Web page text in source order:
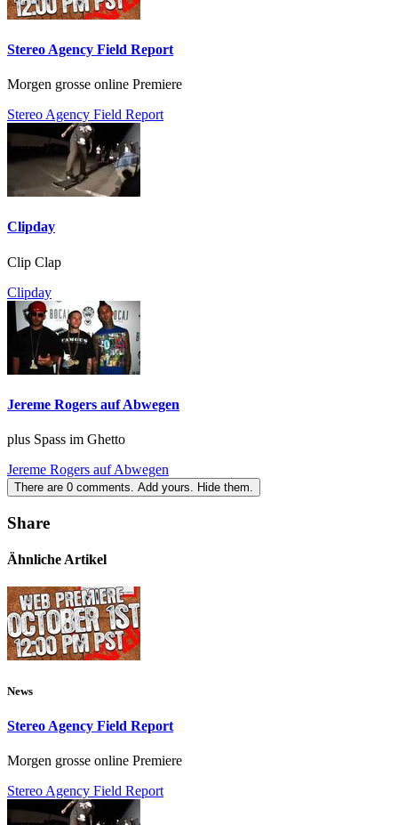
Stereo Agency Field Report
Morgen grosse online Premiere
Stereo Agency Field Report
Clipday
Clip Clap
Clipday
Jereme Rogers auf Abwegen
plus Spass im Ghetto
Jereme Rogers auf Abwegen
There are 0 comments. Add yours. Hide them.
Share
Ähnliche Artikel
News
Stereo Agency Field Report
Morgen grosse online Premiere
Stereo Agency Field Report